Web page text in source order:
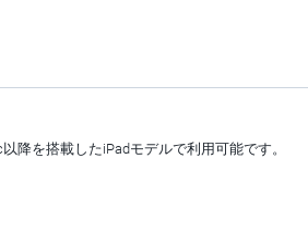
降を搭載したiPadモデルで利用可能です。